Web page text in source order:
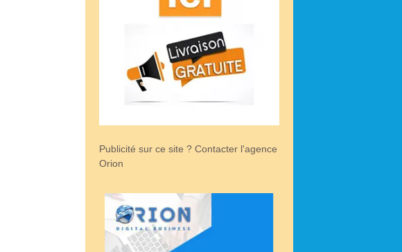
Publicité sur ce site ? Contacter l'agence
Orion